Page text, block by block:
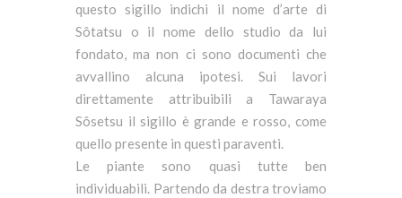
questo sigillo indichi il nome d’arte di
Sôtatsu o il nome dello studio da lui
fondato, ma non ci sono documenti che
avvallino alcuna ipotesi. Sui lavori
direttamente attribuibili a Tawaraya
Sôsetsu il sigillo è grande e rosso, come
quello presente in questi paraventi.
Le piante sono quasi tutte ben
individuabili. Partendo da destra troviamo